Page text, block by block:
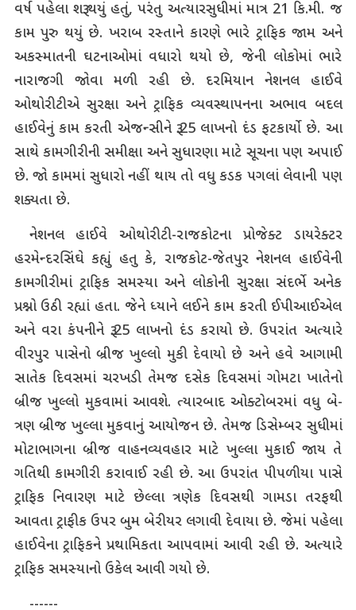
વર્ષ પહેલા શરૂ થયું હતું, પરંતુ અત્યારસુધીમાં માત્ર 21 કિ.મી. જ
કામ પુરુ થયું છે. ખરાબ રસ્તાને કારણે ભારે ટ્રાફિક જામ અને
અકસ્માતની ઘટનાઓમાં વધારો થયો છે, જેની લોકોમાં ભારે
નારાજગી જોવા મળી રહી છે. દરમિયાન નેશનલ હાઈવે
ઓથોરીટીએ સુરક્ષા અને ટ્રાફિક વ્યવસ્થાપનના અભાવ બદલ
હાઈવેનું કામ કરતી એજન્સીને રૂ.25 લાખનો દંડ ફટકાર્યો છે. આ
સાથે કામગીરીની સમીક્ષા અને સુધારણા માટે સૂચના પણ અપાઈ
છે. જો કામમાં સુધારો નહીં થાય તો વધુ કડક પગલાં લેવાની પણ
શક્યતા છે.
નેશનલ હાઈવે ઓથોરીટી-રાજકોટના પ્રોજેક્ટ ડાયરેક્ટર
હરમેન્દરસિંઘે કહ્યું હતુ કે, રાજકોટ-જેતપુર નેશનલ હાઈવેની
કામગીરીમાં ટ્રાફિક સમસ્યા અને લોકોની સુરક્ષા સંદર્ભે અનેક
પ્રશ્નો ઉઠી રહ્યાં હતા. જેને ધ્યાને લઈને કામ કરતી ઈપીઆઈએલ
અને વરા કંપનીને રૂ.25 લાખનો દંડ કરાયો છે. ઉપરાંત અત્યારે
વીરપુર પાસેનો બ્રીજ ખુલ્લો મુકી દેવાયો છે અને હવે આગામી
સાતેક દિવસમાં ચરખડી તેમજ દસેક દિવસમાં ગોમટા ખાતેનો
બ્રીજ ખુલ્લો મુકવામાં આવશે. ત્યારબાદ ઓક્ટોબરમાં વધુ બે-
ત્રણ બ્રીજ ખુલ્લા મુકવાનું આયોજન છે. તેમજ ડિસેમ્બર સુધીમાં
મોટાભાગના બ્રીજ વાહનવ્યવહાર માટે ખુલ્લા મુકાઈ જાય તે
ગતિથી કામગીરી કરાવાઈ રહી છે. આ ઉપરાંત પીપળીયા પાસે
ટ્રાફિક નિવારણ માટે છેલ્લા ત્રણેક દિવસથી ગામડા તરફથી
આવતા ટ્રાફીક ઉપર બુમ બેરીયર લગાવી દેવાયા છે. જેમાં પહેલા
હાઈવેના ટ્રાફિકને પ્રથામિકતા આપવામાં આવી રહી છે. અત્યારે
ટ્રાફિક સમસ્યાનો ઉકેલ આવી ગયો છે.
------